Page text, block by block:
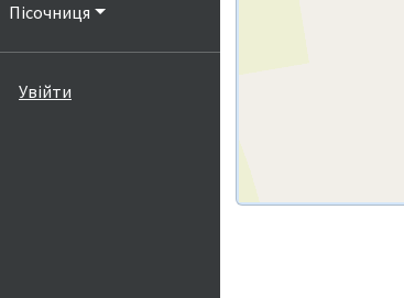
Пісочниця
Увійти